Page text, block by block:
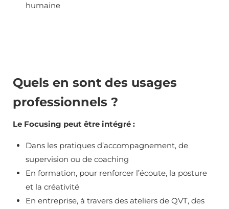
humaine
Quels en sont des usages
professionnels ?
Le Focusing peut être intégré :
Dans les pratiques d’accompagnement, de
supervision ou de coaching
En formation, pour renforcer l’écoute, la posture
et la créativité
En entreprise, à travers des ateliers de QVT, des